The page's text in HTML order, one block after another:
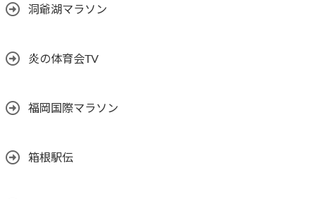
洞爺湖マラソン
炎の体育会TV
福岡国際マラソン
箱根駅伝